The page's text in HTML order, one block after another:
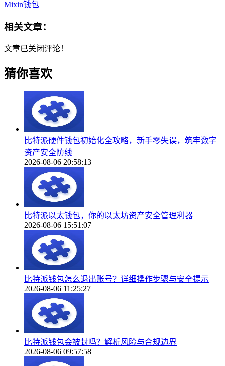
Mixin钱包
相关文章：
文章已关闭评论！
猜你喜欢
比特派硬件钱包初始化全攻略，新手零失误，筑牢数字
资产安全防线
2026-08-06 20:58:13
比特派以太钱包，你的以太坊资产安全管理利器
2026-08-06 15:51:07
比特派钱包怎么退出账号？详细操作步骤与安全提示
2026-08-06 11:25:27
比特派钱包会被封吗？解析风险与合规边界
2026-08-06 09:57:58